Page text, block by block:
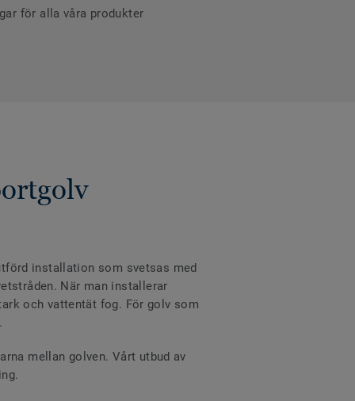
för alla våra produkter
installation som svetsas med
När man installerar
och vattentät fog. För golv som
mellan golven. Vårt utbud av